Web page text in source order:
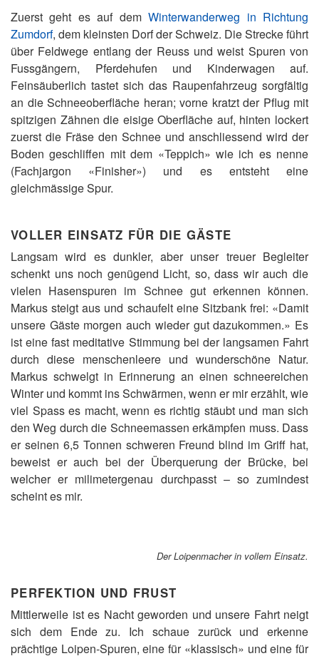
Zuerst geht es auf demWinterwanderweg in Richtung
Zumdorf, dem kleinsten Dorf der Schweiz. Die Strecke führt
über Feldwege entlang der Reuss und weist Spuren von
Fussgängern, Pferdehufen und Kinderwagen auf.
Feinsäuberlich tastet sich das Raupenfahrzeug sorgfältig
an die Schneeoberfläche heran; vorne kratzt der Pflug mit
spitzigen Zähnen die eisige Oberfläche auf, hinten lockert
zuerst die Fräse den Schnee und anschliessend wird der
Boden geschliffen mit dem «Teppich» wie ich es nenne
(Fachjargon «Finisher») und es entsteht eine
gleichmässige Spur.
VOLLER EINSATZ FÜR DIE GÄSTE
Langsam wird es dunkler, aber unser treuer Begleiter
schenkt uns noch genügend Licht, so, dass wir auch die
vielen Hasenspuren im Schnee gut erkennen können.
Markus steigt aus und schaufelt eine Sitzbank frei: «Damit
unsere Gäste morgen auch wieder gut dazukommen.» Es
ist eine fast meditative Stimmung bei der langsamen Fahrt
durch diese menschenleere und wunderschöne Natur.
Markus schwelgt in Erinnerung an einen schneereichen
Winter und kommt ins Schwärmen, wenn er mir erzählt, wie
viel Spass es macht, wenn es richtig stäubt und man sich
den Weg durch die Schneemassen erkämpfen muss. Dass
er seinen 6,5 Tonnen schweren Freund blind im Griff hat,
beweist er auch bei der Überquerung der Brücke, bei
welcher er milimetergenau durchpasst – so zumindest
scheint es mir.
Der Loipenmacher in vollem Einsatz.
PERFEKTION UND FRUST
Mittlerweile ist es Nacht geworden und unsere Fahrt neigt
sich dem Ende zu. Ich schaue zurück und erkenne
prächtige Loipen-Spuren, eine für «klassisch» und eine für